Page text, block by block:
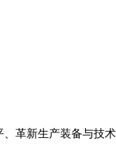
革新生产装备与技